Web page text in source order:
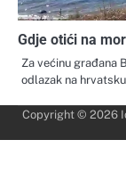
Gdje otići na
Za većinu građana
odlazak na
Copyright © 2026